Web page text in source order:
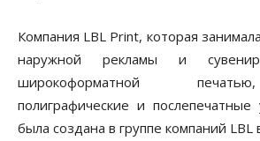
Компания LBL Print, которая
наружной рекламы и
широкоформатной
полиграфические и послепечатные
была создана в группе компаний LBL